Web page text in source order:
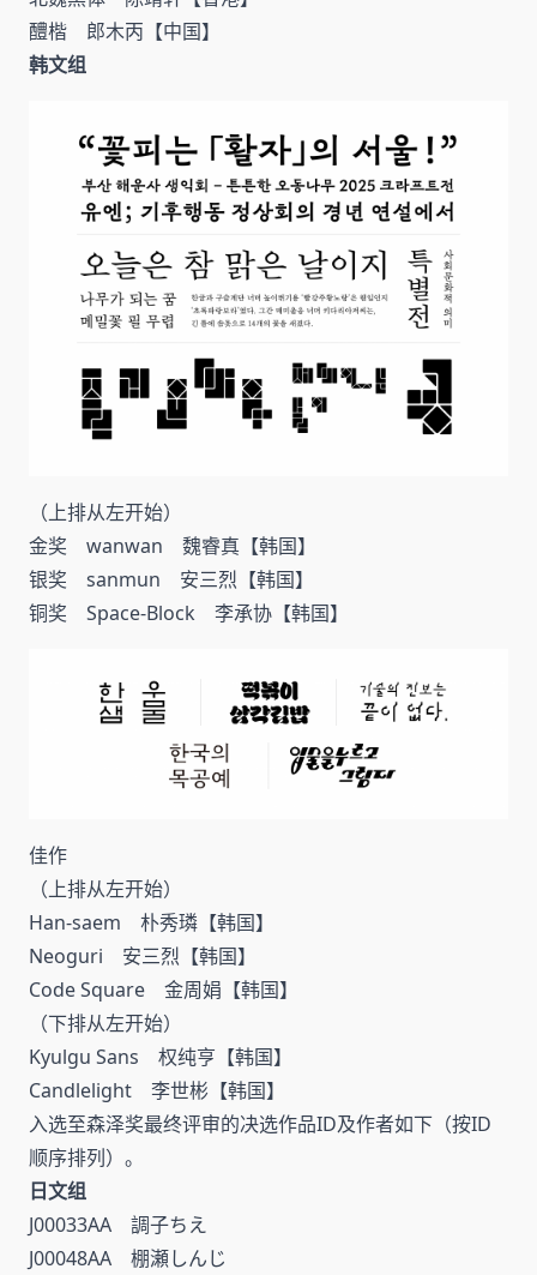
醴楷 郎木丙【中国】
韩文组
（上排从左开始）
金奖 wanwan 魏睿真【韩国】
银奖 sanmun 安三烈【韩国】
铜奖 Space-Block 李承协【韩国】
佳作
（上排从左开始）
Han-saem 朴秀璘【韩国】
Neoguri 安三烈【韩国】
Code Square 金周娟【韩国】
（下排从左开始）
Kyulgu Sans 权纯亨【韩国】
Candlelight 李世彬【韩国】
入选至森泽奖最终评审的决选作品ID及作者如下（按ID
顺序排列）。
日文组
J00033AA 調子ちえ
J00048AA 棚瀬しんじ